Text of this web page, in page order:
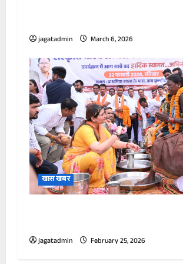
jagatadmin March 6, 2026
खास खबर
jagatadmin February 25, 2026